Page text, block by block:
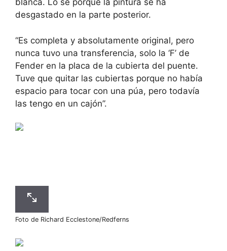
blanca. Lo sé porque la pintura se ha
desgastado en la parte posterior.
“Es completa y absolutamente original, pero
nunca tuvo una transferencia, solo la ‘F’ de
Fender en la placa de la cubierta del puente.
Tuve que quitar las cubiertas porque no había
espacio para tocar con una púa, pero todavía
las tengo en un cajón”.
Foto de Richard Ecclestone/Redferns